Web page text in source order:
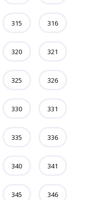
315 316
320 321
325 326
330 331
335 336
340 341
345 346